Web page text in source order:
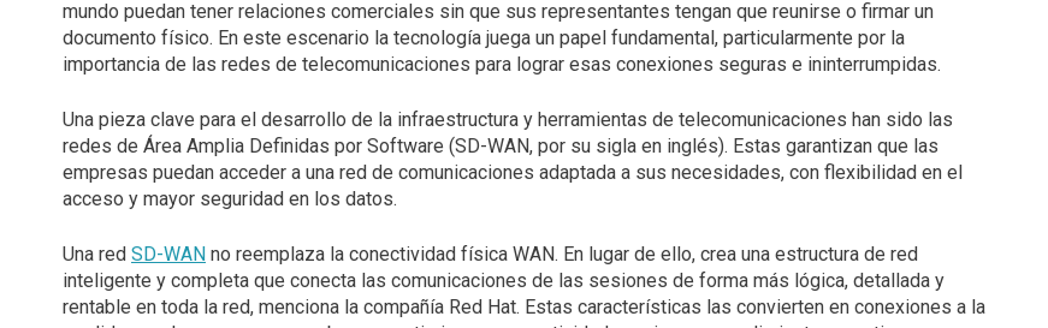
mundo puedan tener relaciones comerciales sin que sus representantes tengan que reunirse o firmar un
documento físico. En este escenario la tecnología juega un papel fundamental, particularmente por la
importancia de las redes de telecomunicaciones para lograr esas conexiones seguras e ininterrumpidas.
Una pieza clave para el desarrollo de la infraestructura y herramientas de telecomunicaciones han sido las
redes de Área Amplia Definidas por Software (SD-WAN, por su sigla en inglés). Estas garantizan que las
empresas puedan acceder a una red de comunicaciones adaptada a sus necesidades, con flexibilidad en el
acceso y mayor seguridad en los datos.
Una red SD-WAN no reemplaza la conectividad física WAN. En lugar de ello, crea una estructura de red
inteligente y completa que conecta las comunicaciones de las sesiones de forma más lógica, detallada y
rentable en toda la red, menciona la compañía Red Hat. Estas características las convierten en conexiones a la